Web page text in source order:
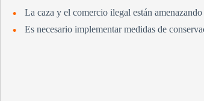
La caza y el comercio ilegal están
Es necesario implementar medidas de